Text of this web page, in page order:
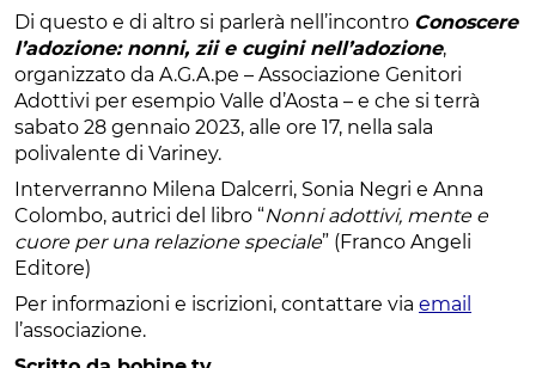
Di questo e di altro si parlerà nell’incontro Conoscere
l’adozione: nonni, zii e cugini nell’adozione,
organizzato da A.G.A.pe – Associazione Genitori
Adottivi per esempio Valle d’Aosta – e che si terrà
sabato 28 gennaio 2023, alle ore 17, nella sala
polivalente di Variney.
Interverranno Milena Dalcerri, Sonia Negri e Anna
Colombo, autrici del libro “Nonni adottivi, mente e
cuore per una relazione speciale” (Franco Angeli
Editore)
Per informazioni e iscrizioni, contattare via email
l’associazione.